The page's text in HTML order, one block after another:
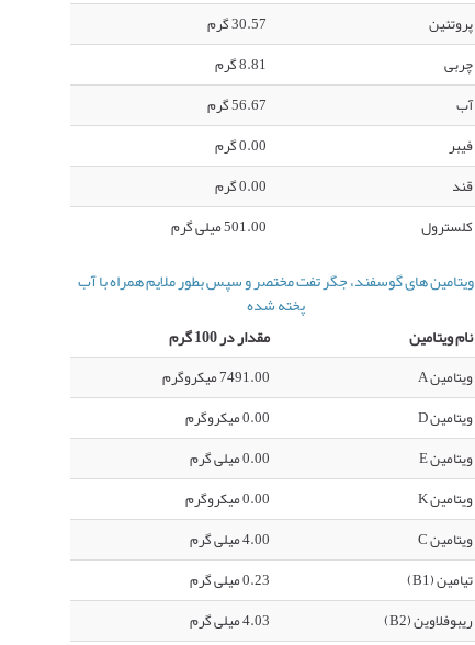
پروتئین
30.57 گرم
چربی
8.81 گرم
آب
56.67 گرم
فیبر
0.00 گرم
قند
0.00 گرم
کلسترول
501.00 میلی گرم
ویتامین های گوسفند، جگر تفت مختصر و سپس بطور ملایم همراه با آب
پخته شده
نام ویتامین
مقدار در 100 گرم
ویتامین A
7491.00 میکروگرم
ویتامین D
0.00 میکروگرم
ویتامین E
0.00 میلی گرم
ویتامین K
0.00 میکروگرم
ویتامین C
4.00 میلی گرم
تیامین (B1)
0.23 میلی گرم
ریبوفلاوین (B2)
4.03 میلی گرم